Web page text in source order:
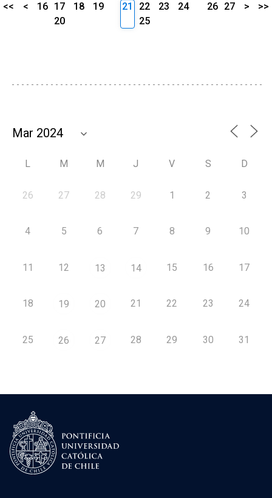
<< < 16 17 18
19
20
21 22 23
24
25
26 27 > >>
L M M J V S D
26 27 28 29 1 2 3
4 5 6 7 8 9 10
11 12 13 14 15 16 17
18 19 20 21 22 23 24
25 26 27 28 29 30 31